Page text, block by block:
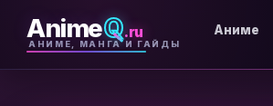
AnimeQ .ru
АНИМЕ, МАНГА И ГАЙДЫ
Аниме